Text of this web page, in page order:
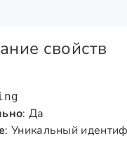
свойств
: Да
: Уникальный